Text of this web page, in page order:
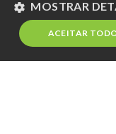
Redução de
ser gerada
MOSTRAR
ACEITAR